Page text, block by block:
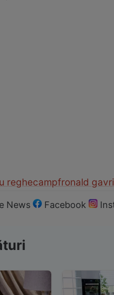
reghecampfronald
News Facebook